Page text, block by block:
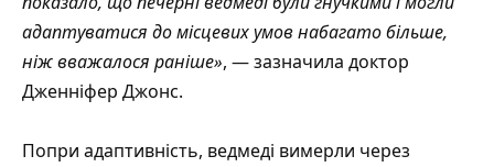
адаптуватися до місцевих умов набагато більше,
ніж вважалося раніше», — зазначила доктор
Дженніфер Джонс.
Попри адаптивність, ведмеді вимерли через